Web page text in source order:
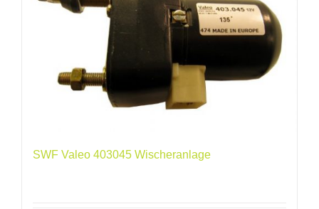
SWF Valeo 403045 Wischeranlage